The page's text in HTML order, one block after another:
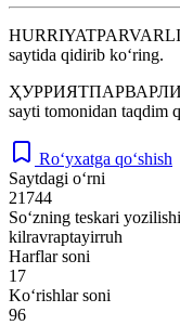
saytida qidirib ko‘ring.
sayti tomonidan taqdim
Ro‘yxatga qo‘shish
Saytdagi o‘rni
21744
So‘zning teskari yozilishi
kilravraptayirruh
Harflar soni
17
Ko‘rishlar soni
96